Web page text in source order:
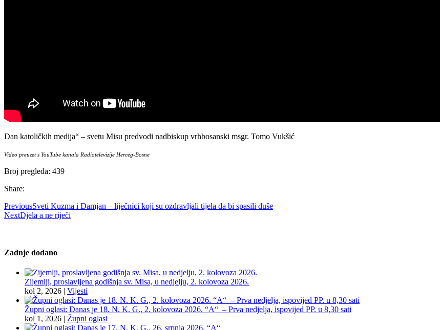
Dan katoličkih medija“ – svetu Misu predvodi nadbiskup vrhbosanski msgr. Tomo Vukšić
Video preuzet s YouTube kanala Radiotelevizije Herceg-Bosne
Broj pregleda: 439
Share:
PreviousSveti Kuzma i Damjan – liječnici koji su ozdravljali tijela da bi spasili duše
NextDjela a ne riječi
Zadnje dodano
Zijemlji, proslavljena godišnja sv. Misa, u nedjelju, 2. kolovoza 2026.
kol 2, 2026 | Vijesti
Župni oglasi: Danas je 18. N. K. G., 2. kolovoza 2026. “A“ – Prva nedjelja, ispovijed PP. u 8,30 sati
kol 1, 2026 | Župni oglasi